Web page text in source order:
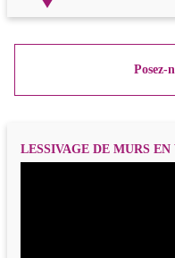
Posez-
LESSIVAGE DE MURS